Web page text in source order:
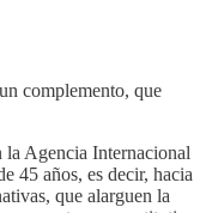
complemento, que
la Agencia Internacional
45 años, es decir, hacia
que alarguen la